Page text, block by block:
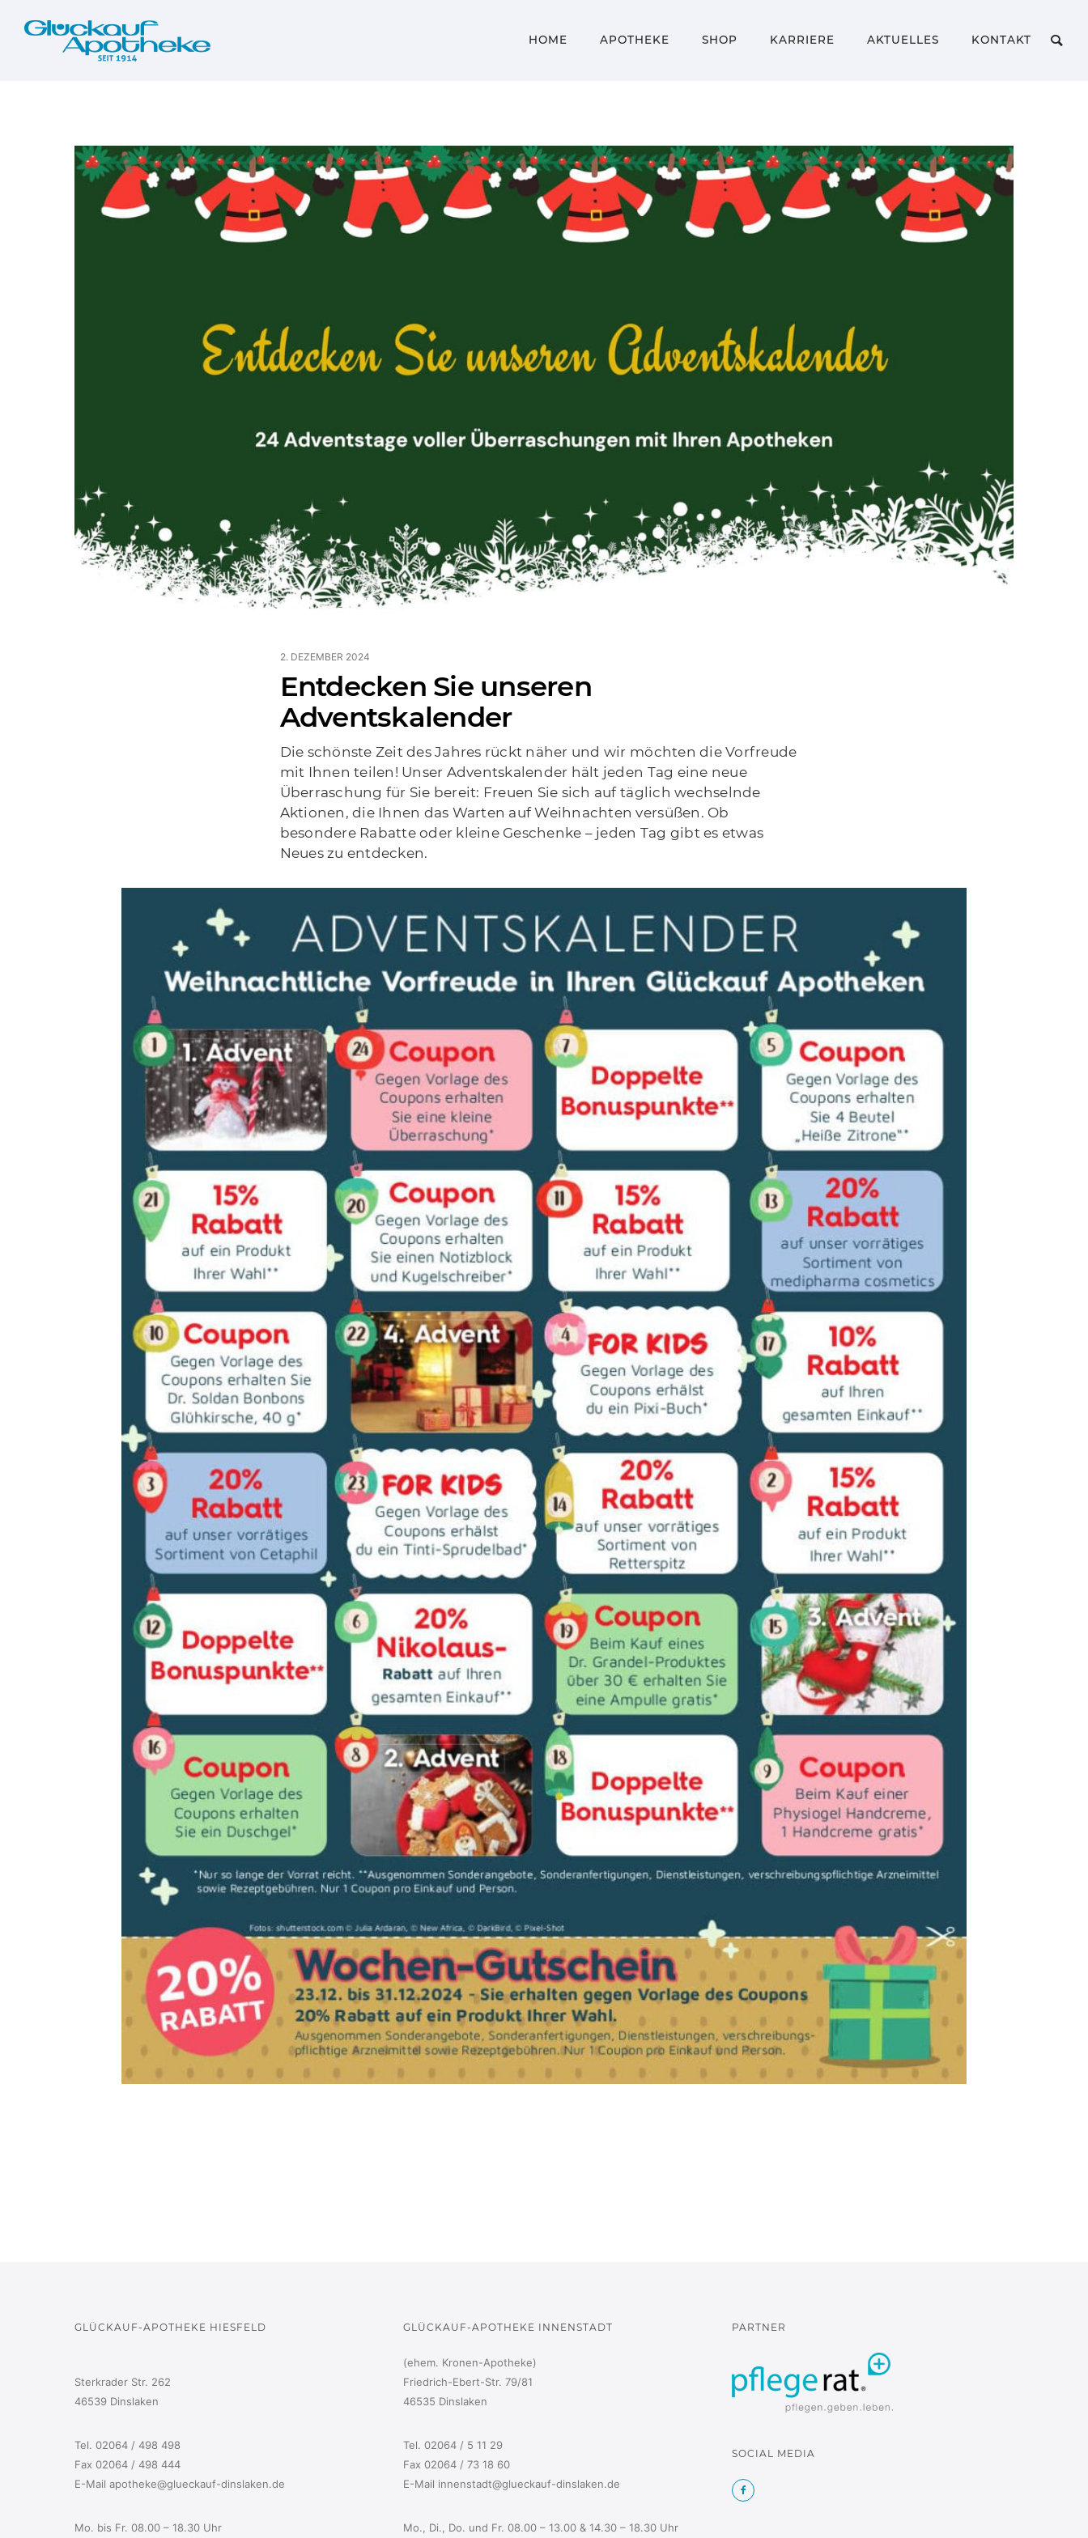
HOME APOTHEKE SHOP KARRIERE AKTUELLES KONTAKT
2. DEZEMBER 2024
Entdecken Sie unseren
Adventskalender
Die schönste Zeit des Jahres rückt näher und wir möchten die Vorfreude
mit Ihnen teilen! Unser Adventskalender hält jeden Tag eine neue
Überraschung für Sie bereit: Freuen Sie sich auf täglich wechselnde
Aktionen, die Ihnen das Warten auf Weihnachten versüßen. Ob
besondere Rabatte oder kleine Geschenke – jeden Tag gibt es etwas
Neues zu entdecken.
GLÜCKAUF-APOTHEKE HIESFELD
Sterkrader Str. 262
46539 Dinslaken
Tel. 02064 / 498 498
Fax 02064 / 498 444
E-Mail apotheke@glueckauf-dinslaken.de
Mo. bis Fr. 08.00 – 18.30 Uhr
GLÜCKAUF-APOTHEKE INNENSTADT
(ehem. Kronen-Apotheke)
Friedrich-Ebert-Str. 79/81
46535 Dinslaken
Tel. 02064 / 5 11 29
Fax 02064 / 73 18 60
E-Mail innenstadt@glueckauf-dinslaken.de
Mo., Di., Do. und Fr. 08.00 – 13.00 & 14.30 – 18.30 Uhr
PARTNER
SOCIAL MEDIA